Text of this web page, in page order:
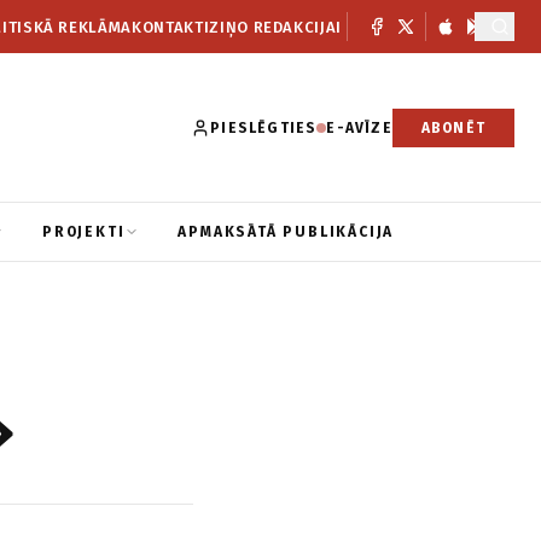
REKLĀMAKONTAKTIZIŅO REDAKCIJAI
PIESLĒGTIES E-AVĪZE ABONĒT
PROJEKTI APMAKSĀTĀ PUBLIKĀCIJA